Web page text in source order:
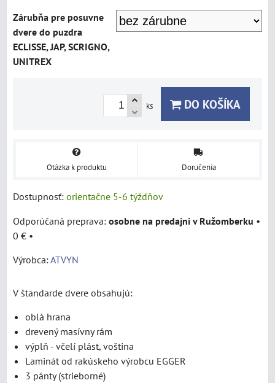
Zárubňa pre posuvne
dvere do puzdra
ECLISSE, JAP, SCRIGNO,
UNITREX
ks DO KOŠÍKA
Otázka k produktu Doručenia
Dostupnosť: orientačne 5-6 týždňov
osobne na predajni v Ružomberku •
0 € •
Výrobca:ATVYN
V štandarde dvere obsahujú:
oblá hrana
drevený masívny rám
výplň - včelí plást, voština
Laminát od rakúskeho výrobcu EGGER
3 pánty (strieborné)